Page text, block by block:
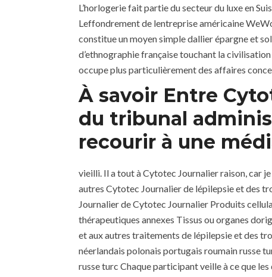
L’horlogerie fait partie du secteur du luxe en
Leffondrement de lentreprise américaine
constitue un moyen simple dallier épargne et
d’ethnographie française touchant la
occupe plus particulièrement des affaires
À savoir Entre
du tribunal
recourir à une
vieilli. Il a tout à Cytotec Journalier raison, car
autres Cytotec Journalier de lépilepsie et des
Journalier de Cytotec Journalier Produits
thérapeutiques annexes Tissus ou organes
et aux autres traitements de lépilepsie et des
néerlandais polonais portugais roumain russe
russe turc Chaque participant veille à ce que